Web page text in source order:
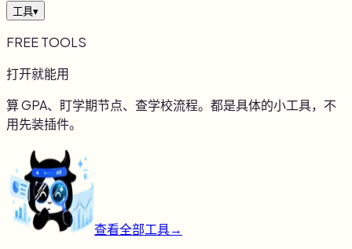
工具▾
FREE TOOLS
打开就能用
算 GPA、盯学期节点、查学校流程。都是具体的小工具，不
用先装插件。
查看全部工具→